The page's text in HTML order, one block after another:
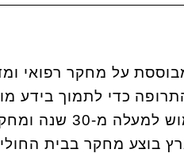
על מחקר רפואי
כדי לתמוך בידע
מדעיות. בארה"ב השיטה נמצאת
בוצע מחקר בבית